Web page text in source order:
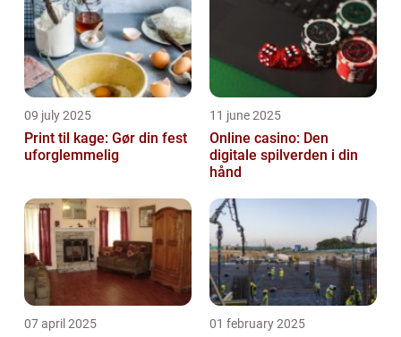
09 july 2025
Print til kage: Gør din fest
uforglemmelig
11 june 2025
Online casino: Den
digitale spilverden i din
hånd
07 april 2025 01 february 2025